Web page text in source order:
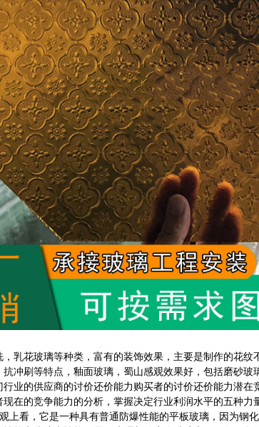
，乳花玻璃等种类，富有的装饰效果，主要是制作的花纹
抗冲刷等特点，釉面玻璃，蜀山感观效果好，包括磨砂玻
行业的供应商的讨价还价能力购买者的讨价还价能力潜在
在的竞争能力的分析，掌握决定行业利润水平的五种力
上看，它是一种具有普通防爆性能的平板玻璃，因为钢